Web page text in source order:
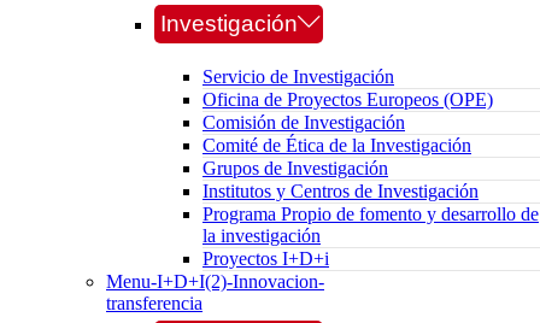
Investigación
Servicio de Investigación
Oficina de Proyectos Europeos (OPE)
Comisión de Investigación
Comité de Ética de la Investigación
Grupos de Investigación
Institutos y Centros de Investigación
Programa Propio de fomento y desarrollo de
la investigación
Proyectos I+D+i
Menu-I+D+I(2)-Innovacion-
transferencia